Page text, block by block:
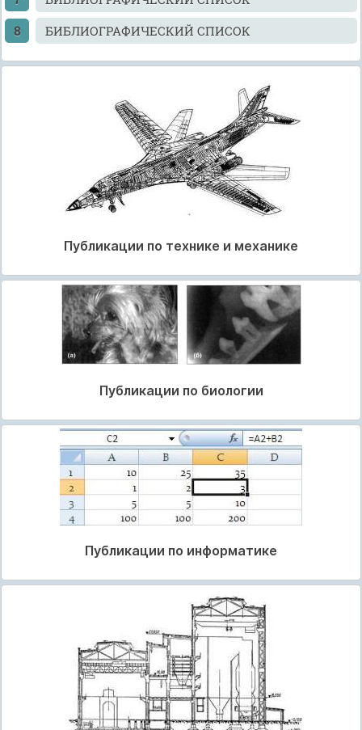
БИБЛИОГРАФИЧЕСКИЙ СПИСОК
Публикации по технике и механике
Публикации по биологии
Публикации по информатике